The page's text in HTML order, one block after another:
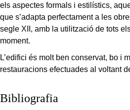
els aspectes formals i estilístics,
que s’adapta perfectament a les
segle XII, amb la utilització de tots
moment.
L’edifici és molt ben conservat, bo i
restauracions efectuades al voltant
Bibliografia